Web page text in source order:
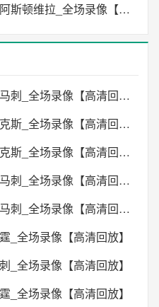
2026年05月16日 利物浦VS阿斯顿维拉_全场录像【高清回放】
2026年06月14日 尼克斯VS马刺_全场录像【高清回放】
2026年06月11日 马刺VS尼克斯_全场录像【高清回放】
2026年06月09日 马刺VS尼克斯_全场录像【高清回放】
2026年06月06日 尼克斯VS马刺_全场录像【高清回放】
2026年06月04日 尼克斯VS马刺_全场录像【高清回放】
_全场录像【高清回放】
_全场录像【高清回放】
_全场录像【高清回放】